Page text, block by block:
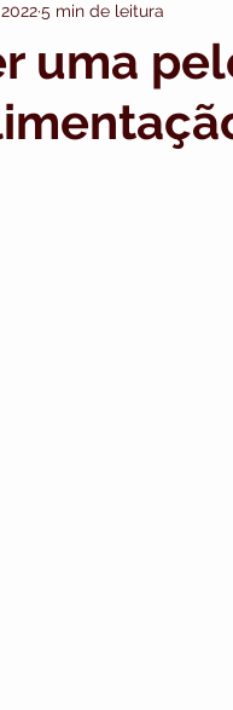
Odonto NUTRIÇÃO
Autoestima &
uma
5 min de leitura